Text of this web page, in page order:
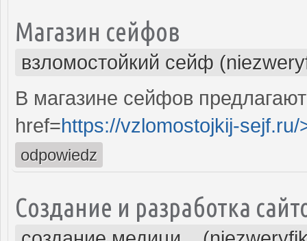
Магазин сейфов
взломостойкий сейф
В магазине сейфов
href=https://vzlomostojkij-sejf.ru/
odpowiedz
Создание и разработка